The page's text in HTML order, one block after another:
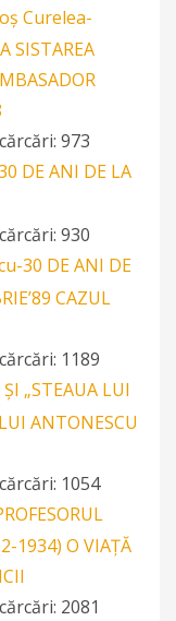
Curelea-
SISTAREA
973
DE ANI DE LA
930
30 DE ANI DE
CAZUL
1189
„STEAUA LUI
ANTONESCU
1054
O VIAȚĂ
2081